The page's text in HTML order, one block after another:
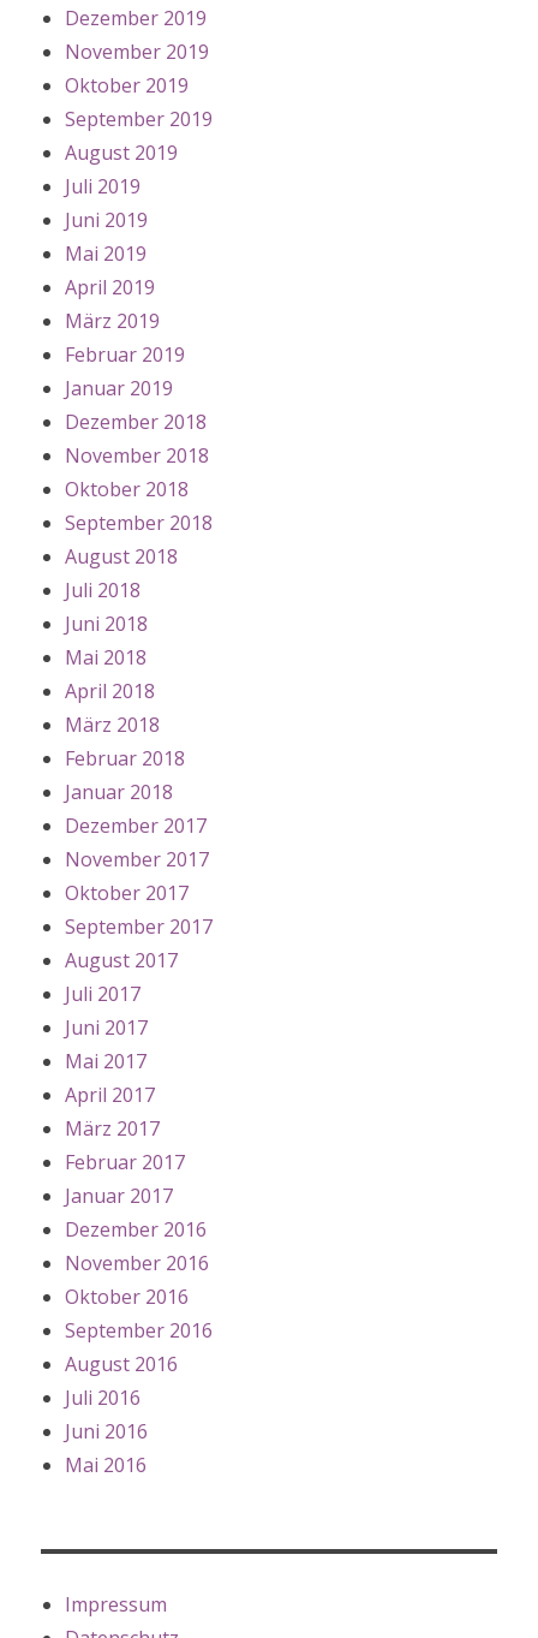
Dezember 2019
November 2019
Oktober 2019
September 2019
August 2019
Juli 2019
Juni 2019
Mai 2019
April 2019
März 2019
Februar 2019
Januar 2019
Dezember 2018
November 2018
Oktober 2018
September 2018
August 2018
Juli 2018
Juni 2018
Mai 2018
April 2018
März 2018
Februar 2018
Januar 2018
Dezember 2017
November 2017
Oktober 2017
September 2017
August 2017
Juli 2017
Juni 2017
Mai 2017
April 2017
März 2017
Februar 2017
Januar 2017
Dezember 2016
November 2016
Oktober 2016
September 2016
August 2016
Juli 2016
Juni 2016
Mai 2016
Impressum